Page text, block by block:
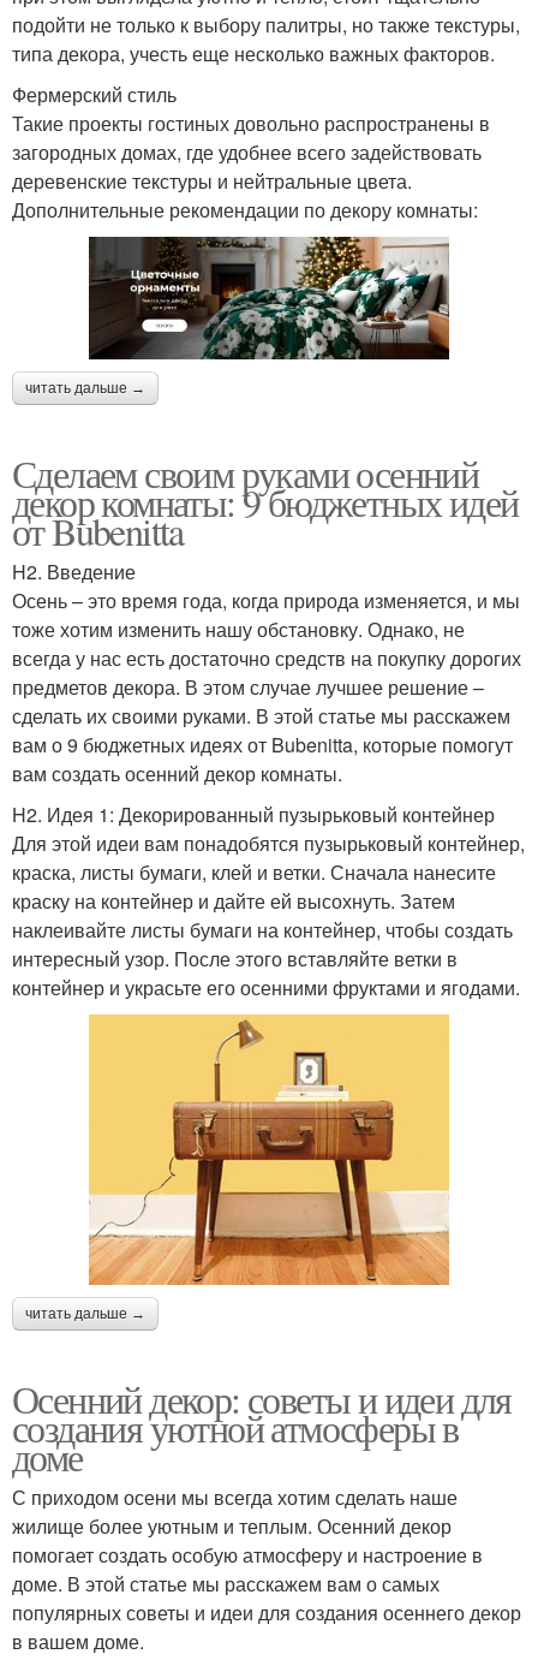
подойти не только к выбору палитры, но также текстуры,
типа декора, учесть еще несколько важных факторов.
Фермерский стиль
Такие проекты гостиных довольно распространены в
загородных домах, где удобнее всего задействовать
деревенские текстуры и нейтральные цвета.
Дополнительные рекомендации по декору комнаты:
читать дальше →
Сделаем своим руками осенний
декор комнаты: 9 бюджетных идей
от Bubenitta
H2. Введение
Осень – это время года, когда природа изменяется, и мы
тоже хотим изменить нашу обстановку. Однако, не
всегда у нас есть достаточно средств на покупку дорогих
предметов декора. В этом случае лучшее решение –
сделать их своими руками. В этой статье мы расскажем
вам о 9 бюджетных идеях от Bubenitta, которые помогут
вам создать осенний декор комнаты.
H2. Идея 1: Декорированный пузырьковый контейнер
Для этой идеи вам понадобятся пузырьковый контейнер,
краска, листы бумаги, клей и ветки. Сначала нанесите
краску на контейнер и дайте ей высохнуть. Затем
наклеивайте листы бумаги на контейнер, чтобы создать
интересный узор. После этого вставляйте ветки в
контейнер и украсьте его осенними фруктами и ягодами.
читать дальше →
Осенний декор: советы и идеи для
создания уютной атмосферы в
доме
С приходом осени мы всегда хотим сделать наше
жилище более уютным и теплым. Осенний декор
помогает создать особую атмосферу и настроение в
доме. В этой статье мы расскажем вам о самых
популярных советы и идеи для создания осеннего декор
в вашем доме.